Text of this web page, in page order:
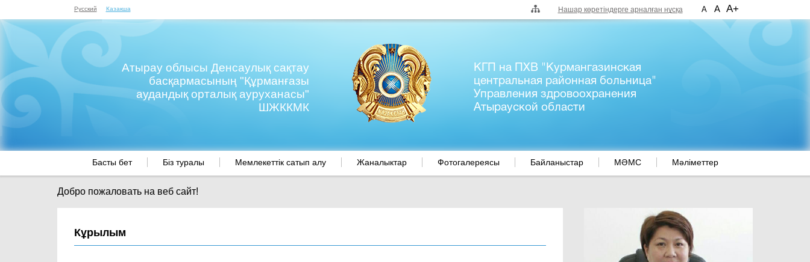
Русский Казакша Нашар көретіндерге арналған нұсқа A A A+
Атырау облысы Денсаулық сақтау
басқармасының "Құрманғазы
аудандық орталық ауруханасы"
ШЖККМК
КГП на ПХВ "Курмангазинская
центральная районная больница"
Управления здровоохранения
Атырауской области
Басты бет Біз туралы Мемлекеттік сатып алу Жаналыктар Фотогалереясы Байланыстар МӘМС Мәліметтер
Добро пожаловать на веб сайт!
Кұрылым